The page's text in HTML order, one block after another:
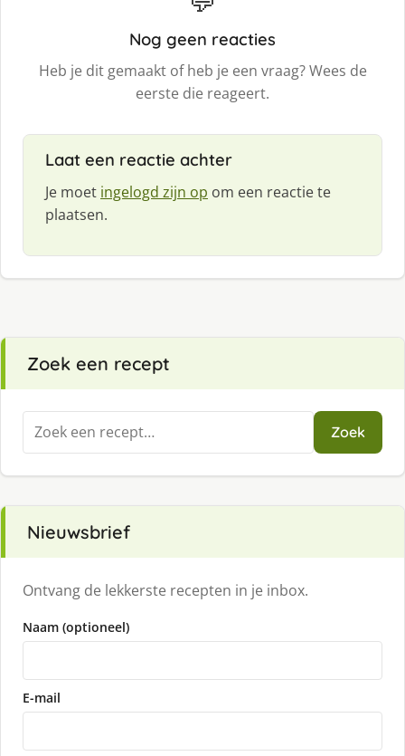
Nog geen reacties
Heb je dit gemaakt of heb je een vraag? Wees de
eerste die reageert.
Laat een reactie achter
Je moet ingelogd zijn op om een reactie te
plaatsen.
Zoek een recept
Zoeken
naar:
Zoek
Nieuwsbrief
Ontvang de lekkerste recepten in je inbox.
Naam (optioneel)
E-mail